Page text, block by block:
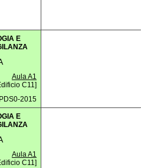
E
Aula A1
C11]
2015
E
Aula A1
C11]